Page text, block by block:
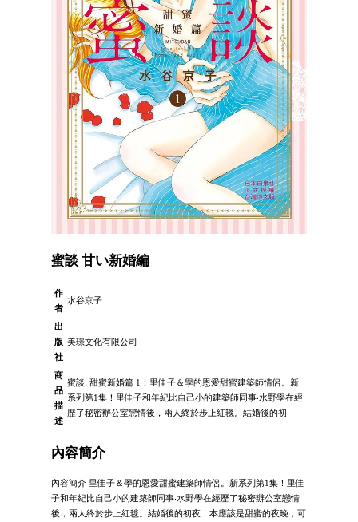
蜜談 甘い新婚編
作
者
水谷京子
出
版
社
美璟文化有限公司
商
品
描
述
蜜談: 甜蜜新婚篇 1：里佳子＆學的恩愛甜蜜建築師情侶。新
系列第1集！里佳子和年紀比自己小的建築師同事‧水野學在經
歷了秘密辦公室戀情後，兩人終於步上紅毯。結婚後的初
內容簡介
內容簡介 里佳子＆學的恩愛甜蜜建築師情侶。新系列第1集！里佳
子和年紀比自己小的建築師同事‧水野學在經歷了秘密辦公室戀情
後，兩人終於步上紅毯。結婚後的初夜，本應該是甜蜜的夜晚，可